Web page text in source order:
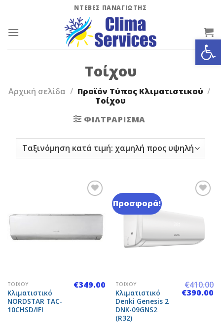
content
ΝΤΕΒΕΣ ΠΑΝΑΓΙΩΤΗΣ
Τοίχου
Αρχική σελίδα / Προϊόν Τύπος Κλιματιστικού /
Τοίχου
ΦΙΛΤΡΆΡΙΣΜΑ
ΤΟΊΧΟΥ
Κλιματιστικό
NORDSTAR TAC-
10CHSD/IFI
€349.00
Προσφορά!
ΤΟΊΧΟΥ
Κλιματιστικό
Denki Genesis 2
DNK-09GNS2
(R32)
€410.00
Original
price
€390.00Η